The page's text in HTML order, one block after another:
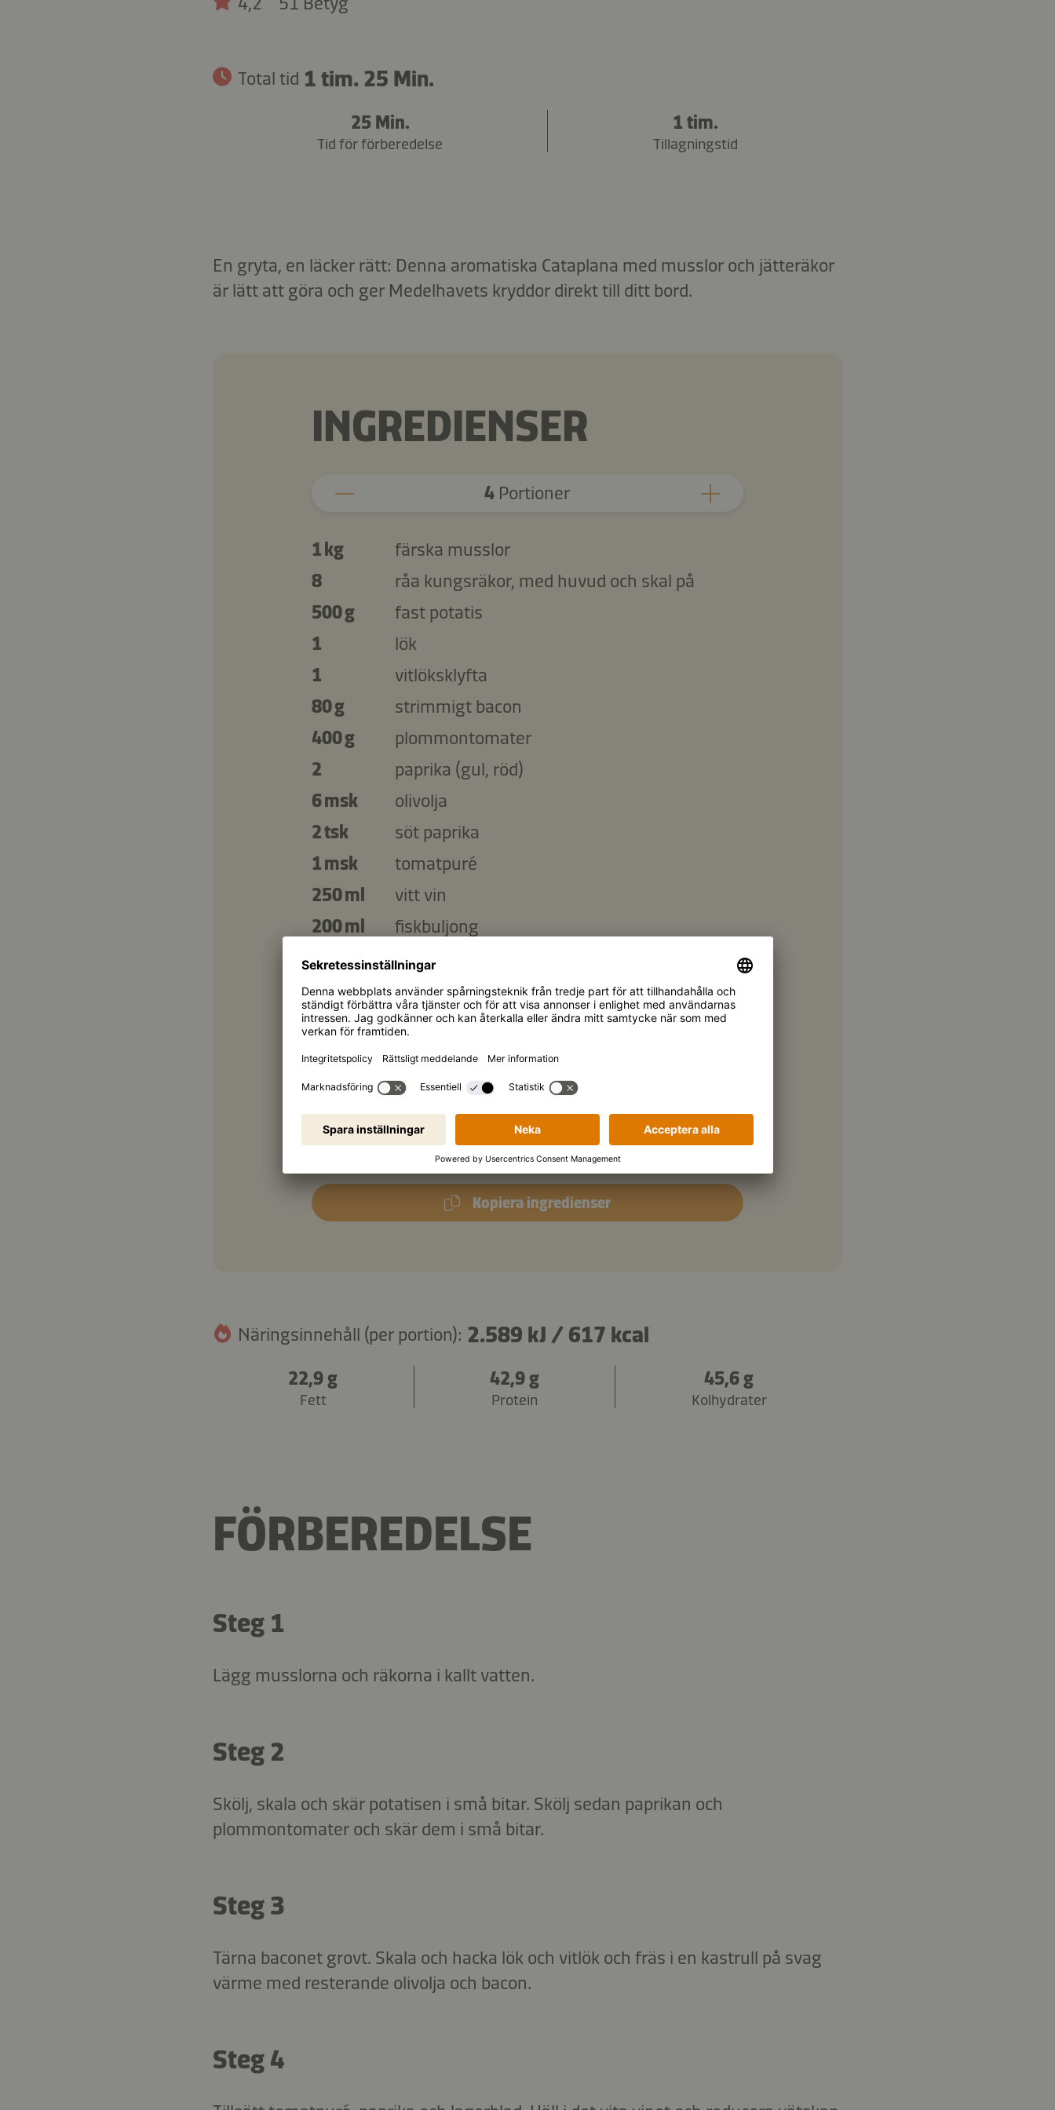
Total tid 1 tim. 25 Min.
25 Min.
Tid för förberedelse
1 tim.
Tillagningstid
En gryta, en läcker rätt: Denna aromatiska Cataplana med musslor och jätteräkor
är lätt att göra och ger Medelhavets kryddor direkt till ditt bord.
INGREDIENSER
4 Portioner
1 kg
färska musslor
8
råa kungsräkor, med huvud och skal på
500 g
fast potatis
1
lök
1
vitlöksklyfta
80 g
strimmigt bacon
400 g
plommontomater
2
paprika (gul, röd)
6 msk
olivolja
2 tsk
söt paprika
1 msk
tomatpuré
250 ml
vitt vin
200 ml
fiskbuljong
2
lagerblad
4 msk
Kikkoman naturligt bryggd sojasås
1 nypa
socker
3
timjankvistar
½ knippe färska korianderblad
2 msk
platta bladpersilja
Kopiera ingredienser
Näringsinnehåll (per portion): 2.589 kJ / 617 kcal
22,9 g
Fett
42,9 g
Protein
45,6 g
Kolhydrater
FÖRBEREDELSE
Steg 1
Lägg musslorna och räkorna i kallt vatten.
Steg 2
Skölj, skala och skär potatisen i små bitar. Skölj sedan paprikan och
plommontomater och skär dem i små bitar.
Steg 3
Tärna baconet grovt. Skala och hacka lök och vitlök och fräs i en kastrull på svag
värme med resterande olivolja och bacon.
Steg 4